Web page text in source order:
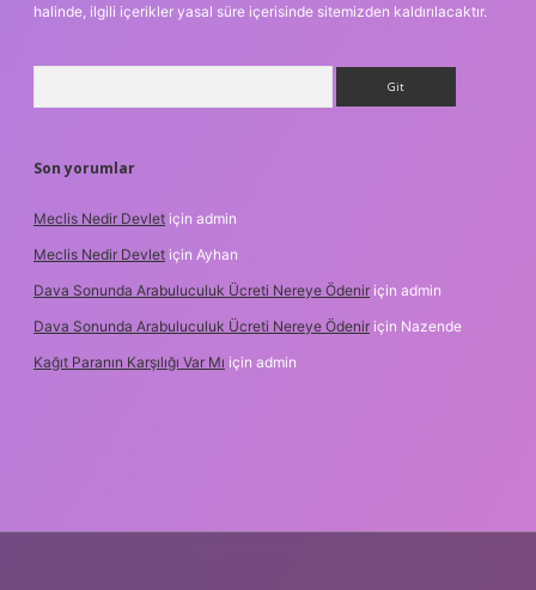
halinde, ilgili içerikler yasal süre içerisinde sitemizden kaldırılacaktır.
Son yorumlar
Meclis Nedir Devlet için admin
Meclis Nedir Devlet için Ayhan
Dava Sonunda Arabuluculuk Ücreti Nereye Ödenir için admin
Dava Sonunda Arabuluculuk Ücreti Nereye Ödenir için Nazende
Kağıt Paranın Karşılığı Var Mı için admin